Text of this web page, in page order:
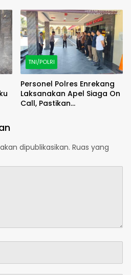
TNI/POLRI
Personel Polres Enrekang
Laksanakan Apel Siaga On
Call, Pastikan
dipublikasikan. Ruas yang